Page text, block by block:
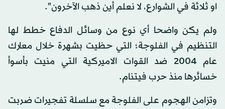
او ثلاثة في الشوارع، لا نعلم أين ذهب الآخرون".
ولم يكن واضحا أي نوع من وسائل الدفاع خطط لها
التنظيم في الفلوجة؛ التي حظيت بشهرة خلال معارك
عام 2004 ضد القوات الاميركية التي منيت بأسوأ
خسائرها منذ حرب فيتنام.
وتزامن الهجوم على الفلوجة مع سلسلة تفجيرات ضربت